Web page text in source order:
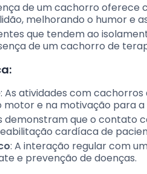
de um cachorro
melhorando o humor e
que tendem ao
de um cachorro de
: As atividades com
e na motivação para
demonstram que o contato
cardíaca de
: A interação regular com
e prevenção de doenças.